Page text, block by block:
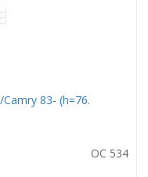
83- (h=76.
OC 534